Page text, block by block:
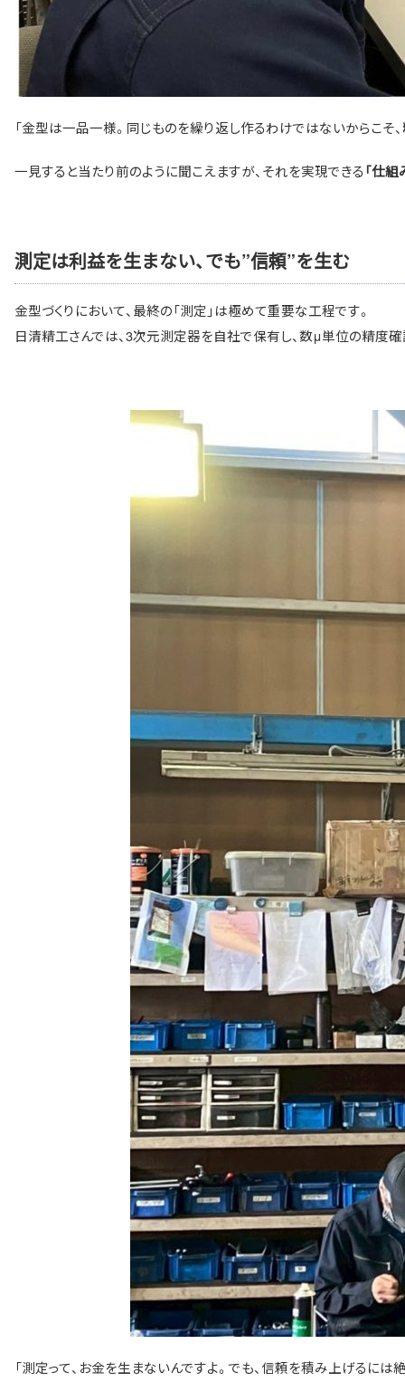
「金型は一品一様。同じものを繰り返し作るわけではないからこそ、
一見すると当たり前のように聞こえますが、それを実現できる 「仕組
測定は利益を生まない、でも”信頼”を生む
金型づくりにおいて、最終の「測定」は極めて重要な工程です。
日清精工さんでは、3次元測定器を自社で保有し、数μ単位の精度
「測定って、お金を生まないんですよ。でも、信頼を積み上げるには